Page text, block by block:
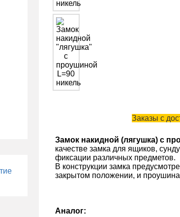
Заказы с
Замок накидной (лягушка) с
качестве замка для ящиков,
фиксации различных предметов.
В конструкции замка
закрытом положении, и
Аналог: